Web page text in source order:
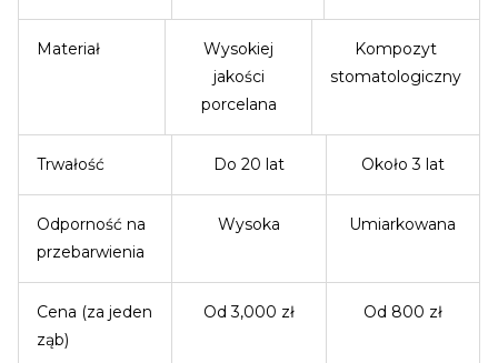
Materiał
Wysokiej
jakości
porcelana
Kompozyt
stomatologiczny
Trwałość Do 20 lat Około 3 lat
Odporność na
przebarwienia
Wysoka Umiarkowana
Cena (za jeden
ząb)
Od 3,000 zł Od 800 zł